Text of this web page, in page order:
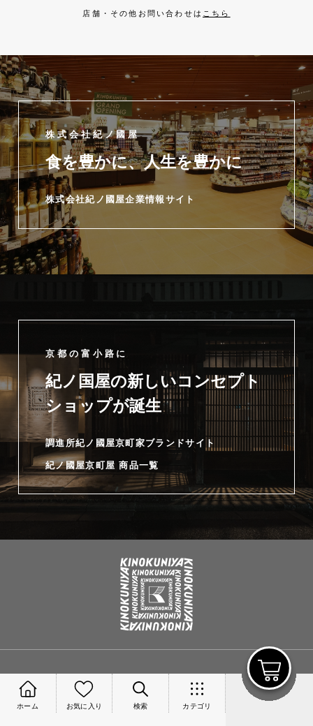
ホーム お気に入り 検索 カテゴリ
店舗・その他お問い合わせは こちら
株式会社紀ノ國屋
食を豊かに、人生を豊かに
株式会社紀ノ國屋企業情報サイト
京都の富小路に
紀ノ国屋の新しいコンセプト
ショップが誕生
調進所紀ノ國屋京町家ブランドサイト
紀ノ國屋京町屋 商品一覧
プライバシーポリシー